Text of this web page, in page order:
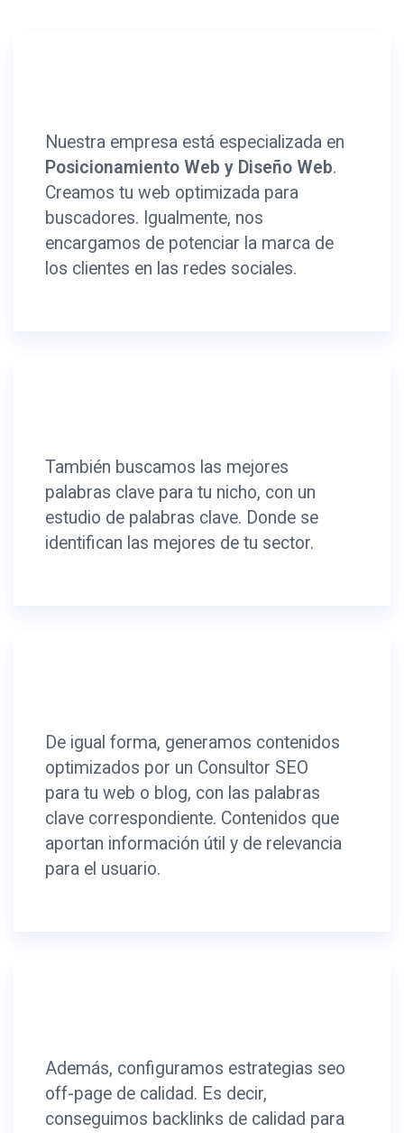
Nuestra empresa está especializada en
Posicionamiento Web y Diseño Web.
Creamos tu web optimizada para
buscadores. Igualmente, nos
encargamos de potenciar la marca de
los clientes en las redes sociales.
También buscamos las mejores
palabras clave para tu nicho, con un
estudio de palabras clave. Donde se
identifican las mejores de tu sector.
De igual forma, generamos contenidos
optimizados por un Consultor SEO
para tu web o blog, con las palabras
clave correspondiente. Contenidos que
aportan información útil y de relevancia
para el usuario.
Además, configuramos estrategias seo
off-page de calidad. Es decir,
conseguimos backlinks de calidad para